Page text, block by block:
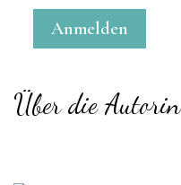
Über die Autorin